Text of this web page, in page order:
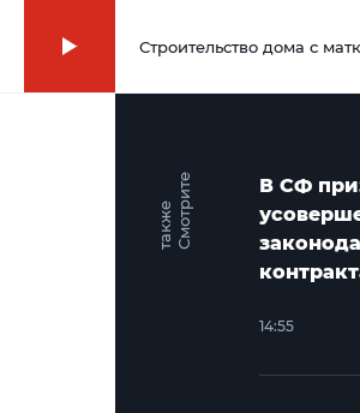
00:00
Строительство дома с
С
м
о
т
р и
т
е
т
а
к
ж
е
В СФ
14:55